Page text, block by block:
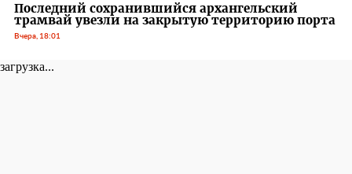
Последний сохранившийся архангельский
трамвай увезли на закрытую территорию порта
Вчера, 18:01
загрузка...